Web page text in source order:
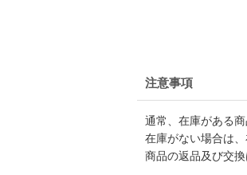
注意事項
通常、在庫がある
在庫がない場合は
商品の返品及び交